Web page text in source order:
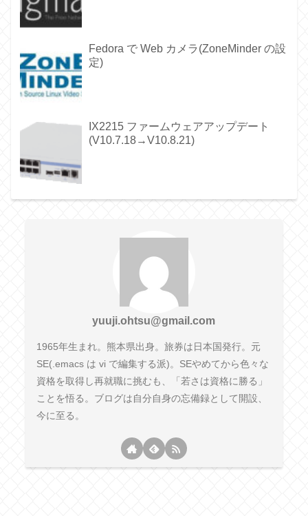
Fedora で Web カメラ(ZoneMinder の設
定)
IX2215 ファームウェアアップデート
(V10.7.18→V10.8.21)
yuuji.ohtsu@gmail.com
1965年生まれ。熊本県出身。旅券は日本国発行。元
SE(.emacs は vi で編集する派)。SEやめてから色々な
資格を取得し再就職に挑むも、「若さは資格に勝る」
ことを悟る。ブログは自分自身の忘備録として開設、
今に至る。